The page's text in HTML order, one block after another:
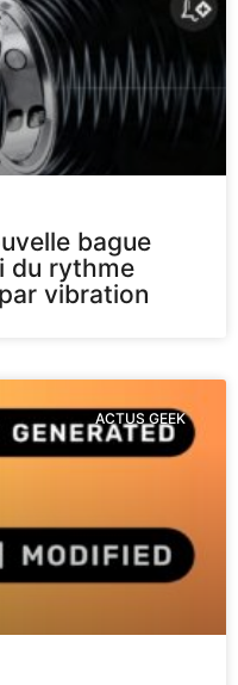
bague
du rythme
vibration
ACTUS GEEK